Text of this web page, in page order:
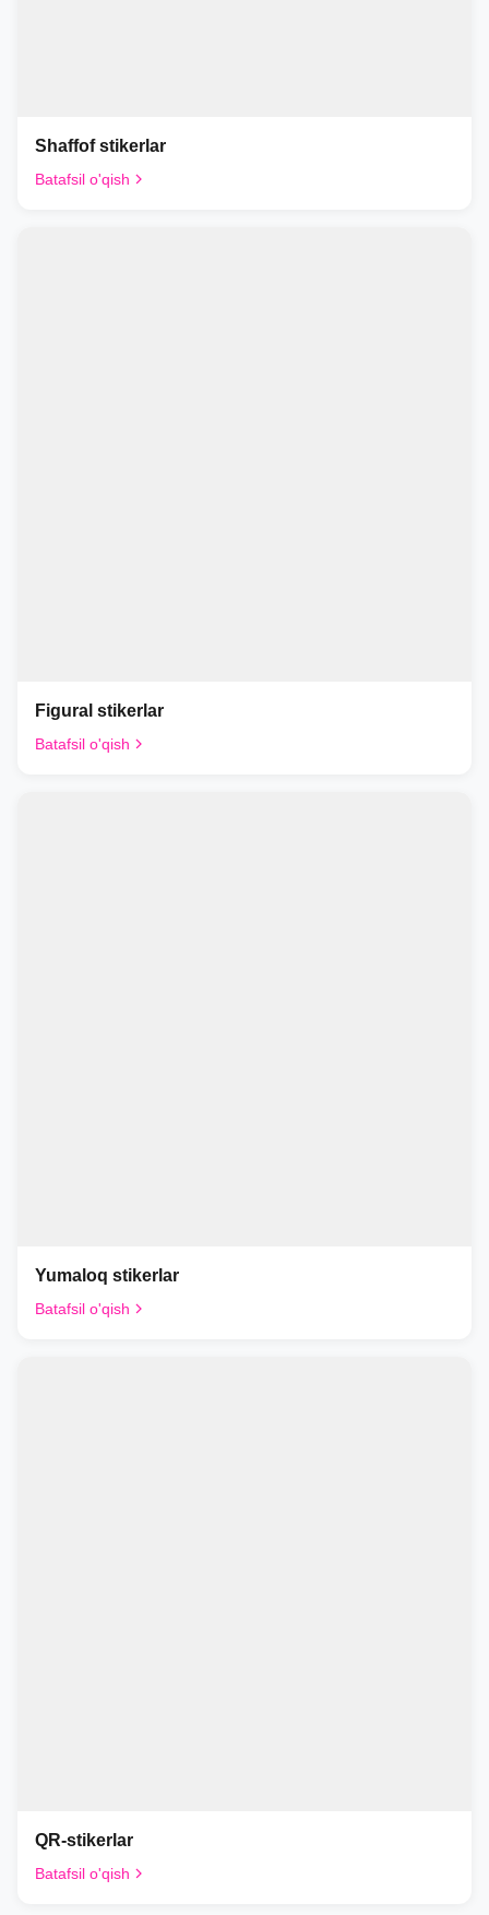
Shaffof stikerlar
Batafsil o'qish
Figural stikerlar
Batafsil o'qish
Yumaloq stikerlar
Batafsil o'qish
QR-stikerlar
Batafsil o'qish